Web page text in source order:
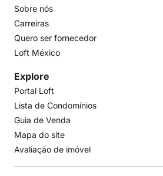
Sobre nós
Carreiras
Quero ser fornecedor
Loft México
Explore
Portal Loft
Lista de Condomínios
Guia de Venda
Mapa do site
Avaliação de imóvel